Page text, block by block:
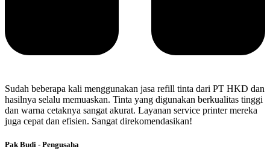
Sudah beberapa kali menggunakan jasa refill tinta dari PT HKD dan
hasilnya selalu memuaskan. Tinta yang digunakan berkualitas tinggi
dan warna cetaknya sangat akurat. Layanan service printer mereka
juga cepat dan efisien. Sangat direkomendasikan!
Pak Budi - Pengusaha